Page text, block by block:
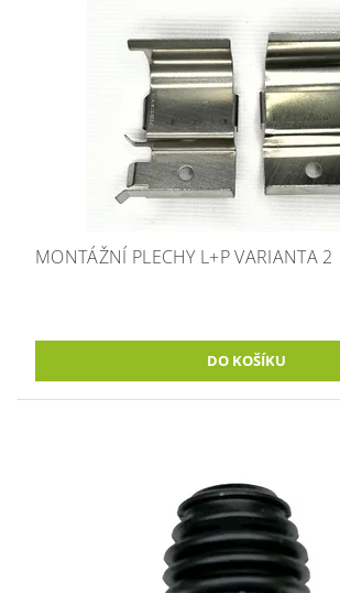
MONTÁŽNÍ PLECHY L+P VARIANTA 2